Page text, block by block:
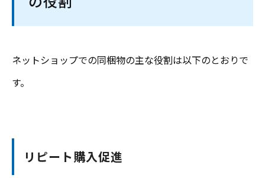
ネットショップでの同梱物の主な役割は以下のとおりで
す。
リピート購入促進